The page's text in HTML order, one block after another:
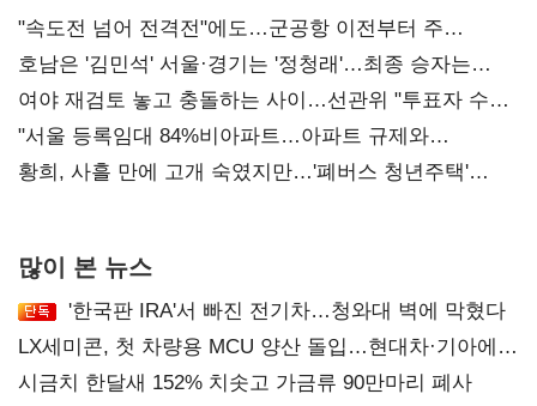
"속도전 넘어 전격전"에도…군공항 이전부터 주
52시간까지 '뇌관'
호남은 '김민석' 서울·경기는 '정청래'…최종 승자는
'안갯속'
여야 재검토 놓고 충돌하는 사이…선관위 "투표자 수
오차 당연"
"서울 등록임대 84%비아파트…아파트 규제와
달리해야"
황희, 사흘 만에 고개 숙였지만…'폐버스 청년주택'
많이 본 뉴스
'한국판 IRA'서 빠진 전기차…청와대 벽에 막혔다
LX세미콘, 첫 차량용 MCU 양산 돌입…현대차·기아에
공급
시금치 한달새 152% 치솟고 가금류 90만마리 폐사